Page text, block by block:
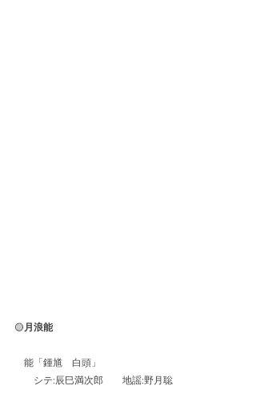
🟡 月浪能
能「鍾馗　白頭」
シテ:辰巳満次郎　　地謡:野月聡